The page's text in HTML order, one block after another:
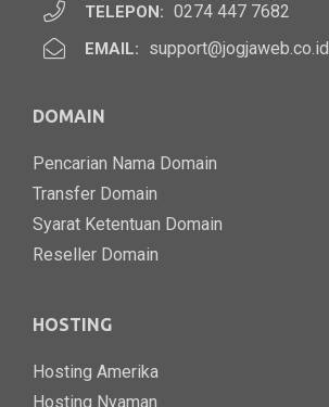
TELEPON: 0274 447 7682
EMAIL: support@jogjaweb.co.id
DOMAIN
Pencarian Nama Domain
Transfer Domain
Syarat Ketentuan Domain
Reseller Domain
HOSTING
Hosting Amerika
Hosting Nyaman